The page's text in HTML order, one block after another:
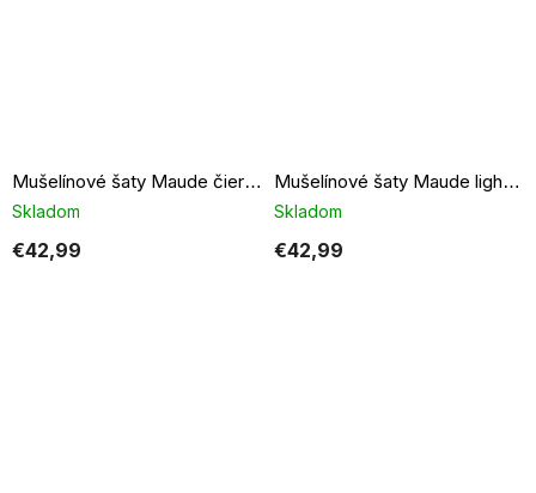
Mušelínové šaty Maude čierne
Skladom
€42,99
Mušelínové šaty Maude light khaki
Skladom
€42,99